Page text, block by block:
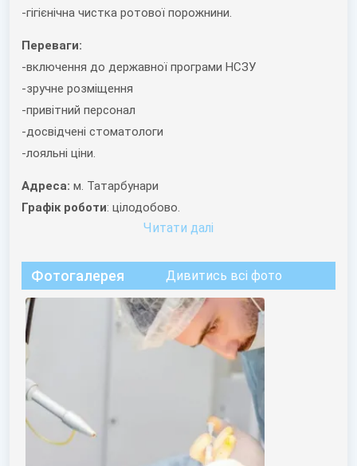
-гігієнічна чистка ротової порожнини.
Переваги:
-включення до державної програми НСЗУ
-зручне розміщення
-привітний персонал
-досвідчені стоматологи
-лояльні ціни.
Адреса: м. Татарбунари
Графік роботи: цілодобово.
Читати далi
Фотогалерея Дивитись всі фото